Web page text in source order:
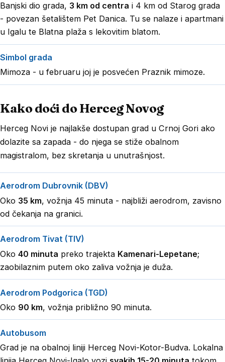
Banjski dio grada, 3 km od centra i 4 km od Starog grada
- povezan šetalištem Pet Danica. Tu se nalaze i apartmani
u Igalu te Blatna plaža s lekovitim blatom.
Simbol grada
Mimoza - u februaru joj je posvećen Praznik mimoze.
Kako doći do Herceg Novog
Herceg Novi je najlakše dostupan grad u Crnoj Gori ako
dolazite sa zapada - do njega se stiže obalnom
magistralom, bez skretanja u unutrašnjost.
Aerodrom Dubrovnik (DBV)
Oko 35 km, vožnja 45 minuta - najbliži aerodrom, zavisno
od čekanja na granici.
Aerodrom Tivat (TIV)
Oko 40 minuta preko trajekta Kamenari-Lepetane;
zaobilaznim putem oko zaliva vožnja je duža.
Aerodrom Podgorica (TGD)
Oko 90 km, vožnja približno 90 minuta.
Autobusom
Grad je na obalnoj liniji Herceg Novi-Kotor-Budva. Lokalna